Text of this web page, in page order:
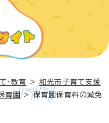
・教育 >和光市子育て支援
育園 > 保育園保育料の減免